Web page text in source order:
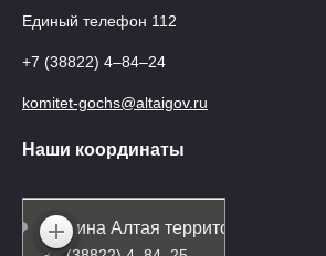
Единый телефон 112
+7 (38822) 4‒84‒24
komitet-gochs@altaigov.ru
Наши координаты